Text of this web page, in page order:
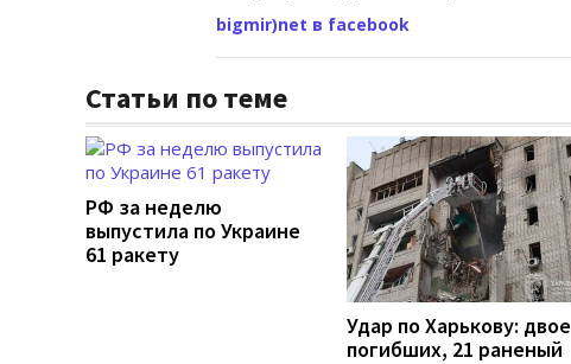
bigmir)net в facebook
Статьи по теме
РФ за неделю
выпустила по Украине
61 ракету
Удар по Харькову: двое
погибших, 21 раненый